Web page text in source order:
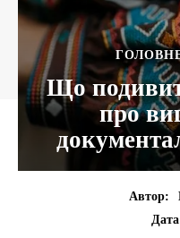
Що
про
Автор: